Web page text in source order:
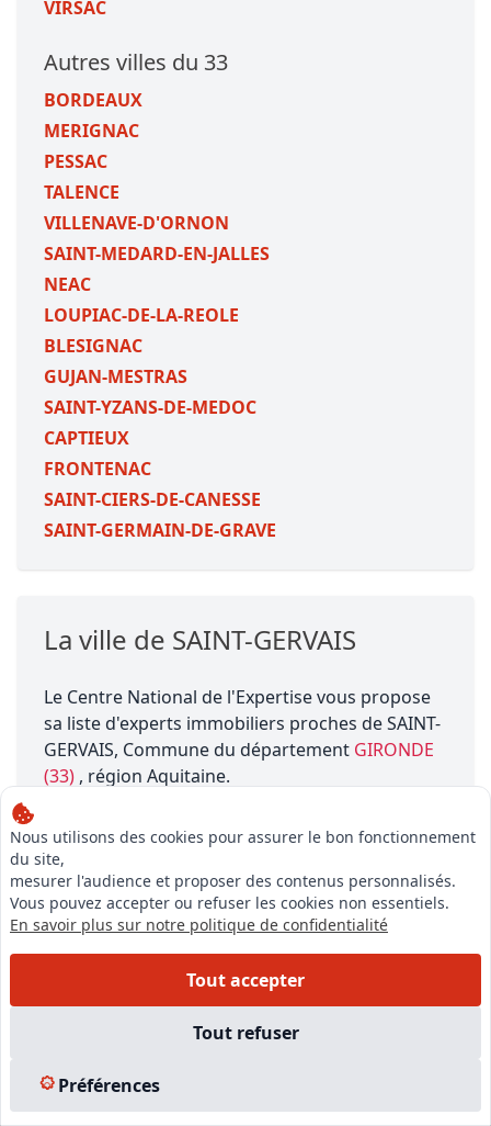
VIRSAC
Autres villes du 33
BORDEAUX
MERIGNAC
PESSAC
TALENCE
VILLENAVE-D'ORNON
SAINT-MEDARD-EN-JALLES
NEAC
LOUPIAC-DE-LA-REOLE
BLESIGNAC
GUJAN-MESTRAS
SAINT-YZANS-DE-MEDOC
CAPTIEUX
FRONTENAC
SAINT-CIERS-DE-CANESSE
SAINT-GERMAIN-DE-GRAVE
La ville de SAINT-GERVAIS
Le Centre National de l'Expertise vous propose
sa liste d'experts immobiliers proches de SAINT-
GERVAIS, Commune du département GIRONDE
(33) , région Aquitaine.
SAINT-GERVAIS se situe à une altitude de 28.0
mètres, a une superficie de 5.63 km², porte le
numéro INSEE 33415 et sa population est
d'environ 1500 habitants.
Nous utilisons des cookies pour assurer le bon fonctionnement
du site,
mesurer l'audience et proposer des contenus personnalisés.
Vous pouvez accepter ou refuser les cookies non essentiels.
En savoir plus sur notre politique de confidentialité
Tout accepter
Tout refuser
Préférences
Notre équipe est à votre écoute pour vous accompagner dans
votre projet,